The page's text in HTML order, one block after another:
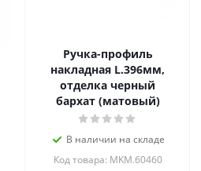
Ручка-профиль
накладная L.396мм,
отделка черный
бархат (матовый)
В наличии на складе
Код товара: MKM.60460